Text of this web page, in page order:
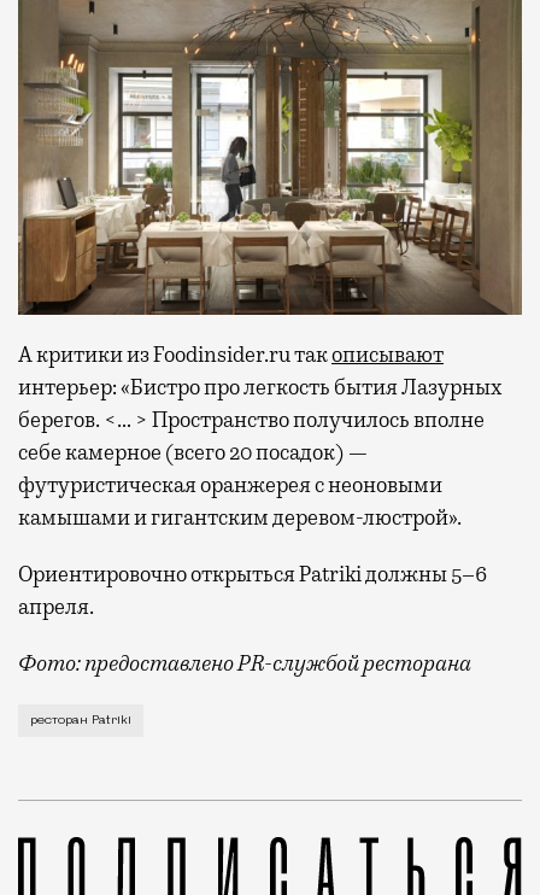
А критики из Foodinsider.ru такописывают
интерьер: «Бистро про легкость бытия Лазурных
берегов. <… > Пространство получилось вполне
себе камерное (всего 20 посадок) —
футуристическая оранжерея с неоновыми
камышами и гигантским деревом-люстрой».
Ориентировочно открыться Patriki должны 5–6
апреля.
Фото: предоставлено PR-службой ресторана
Он станет своеобразным «продолжением»
ресторан Patriki